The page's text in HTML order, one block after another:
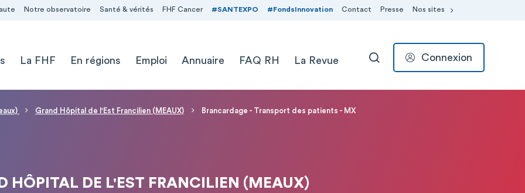
Notre observatoire Santé & vérités FHF Cancer #SANTEXPO #FondsInnovation Contact Presse Nos sites
La FHF En régions Emploi Annuaire FAQ RH La Revue RECHERCHER
Connexion
Grand Hôpital de l'Est Francilien (MEAUX) Brancardage - Transport des patients - MX
HÔPITAL DE L'EST FRANCILIEN (MEAUX)